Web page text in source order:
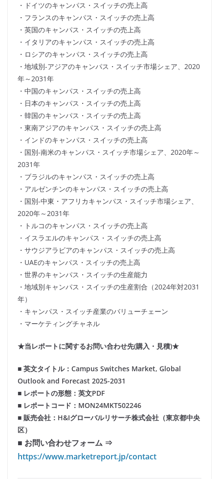
・ドイツのキャンパス・スイッチの売上高
・フランスのキャンパス・スイッチの売上高
・英国のキャンパス・スイッチの売上高
・イタリアのキャンパス・スイッチの売上高
・ロシアのキャンパス・スイッチの売上高
・地域別-アジアのキャンパス・スイッチ市場シェア、2020
年～2031年
・中国のキャンパス・スイッチの売上高
・日本のキャンパス・スイッチの売上高
・韓国のキャンパス・スイッチの売上高
・東南アジアのキャンパス・スイッチの売上高
・インドのキャンパス・スイッチの売上高
・国別-南米のキャンパス・スイッチ市場シェア、2020年～
2031年
・ブラジルのキャンパス・スイッチの売上高
・アルゼンチンのキャンパス・スイッチの売上高
・国別-中東・アフリカキャンパス・スイッチ市場シェア、
2020年～2031年
・トルコのキャンパス・スイッチの売上高
・イスラエルのキャンパス・スイッチの売上高
・サウジアラビアのキャンパス・スイッチの売上高
・UAEのキャンパス・スイッチの売上高
・世界のキャンパス・スイッチの生産能力
・地域別キャンパス・スイッチの生産割合（2024年対2031
年）
・キャンパス・スイッチ産業のバリューチェーン
・マーケティングチャネル
★当レポートに関するお問い合わせ先(購入・見積)★
■ 英文タイトル：Campus Switches Market, Global
Outlook and Forecast 2025-2031
■ レポートの形態：英文PDF
■ レポートコード：MON24MKT502246
■ 販売会社：H&Iグローバルリサーチ株式会社（東京都中央
区）
■ お問い合わせフォーム ⇒
https://www.marketreport.jp/contact